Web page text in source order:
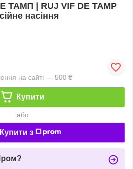
ТАМП | RUJ VIF DE TAMP
насіння
на сайті — 500 ₴
Купити
або
Купити з